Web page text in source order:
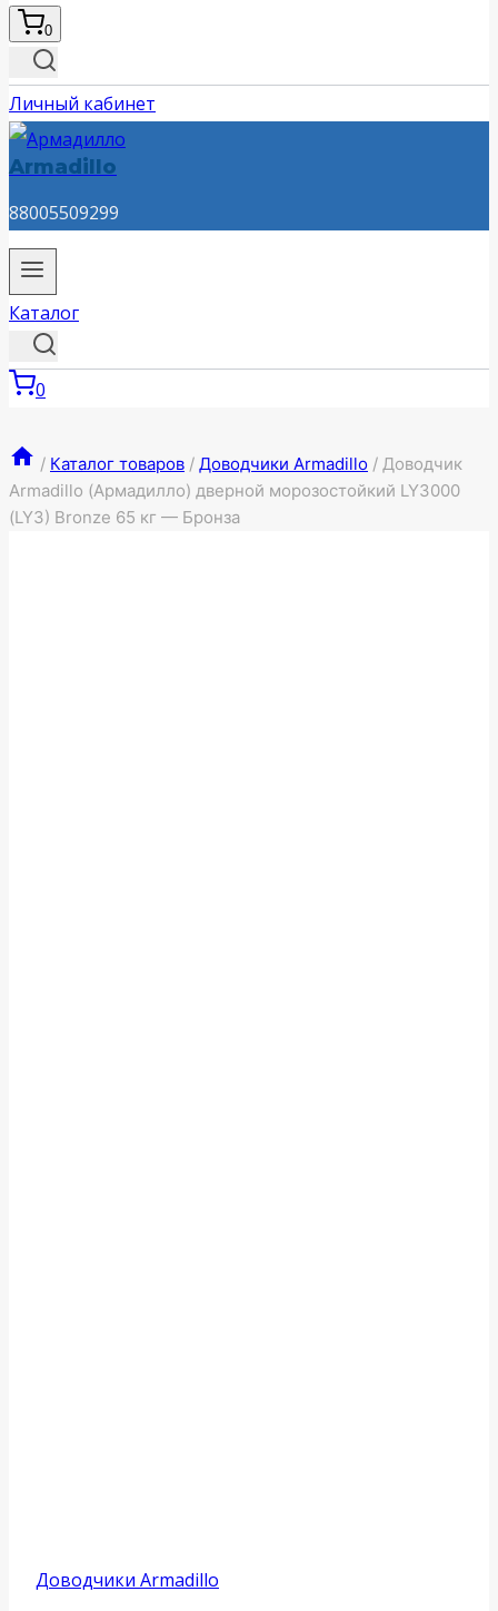
0
Личный кабинет
Armadillo
88005509299
Каталог
0
/ Каталог товаров / Доводчики Armadillo / Доводчик
Armadillo (Армадилло) дверной морозостойкий LY3000
(LY3) Bronze 65 кг — Бронза
Доводчики Armadillo